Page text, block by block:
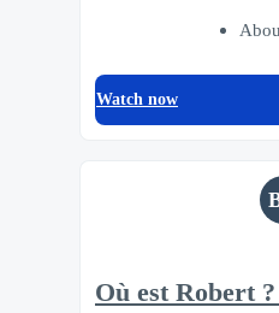
Watch now
Où est Robert